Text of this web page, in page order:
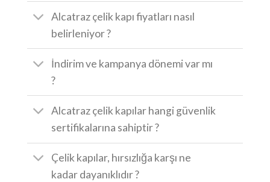
Alcatraz çelik kapı fiyatları nasıl
belirleniyor ?
İndirim ve kampanya dönemi var mı
?
Alcatraz çelik kapılar hangi güvenlik
sertifikalarına sahiptir ?
Çelik kapılar, hırsızlığa karşı ne
kadar dayanıklıdır ?